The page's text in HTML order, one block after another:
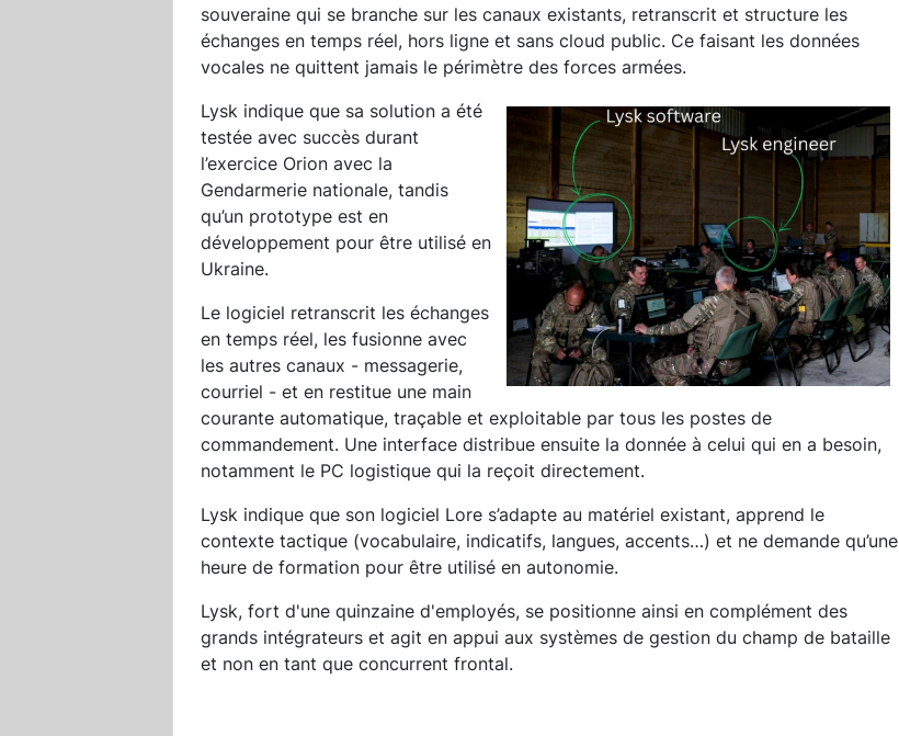
souveraine qui se branche sur les canaux existants, retranscrit et structure les
échanges en temps réel, hors ligne et sans cloud public. Ce faisant les données
vocales ne quittent jamais le périmètre des forces armées.
Lysk indique que sa solution a été
testée avec succès durant
l’exercice Orion avec la
Gendarmerie nationale, tandis
qu’un prototype est en
développement pour être utilisé en
Ukraine.
Le logiciel retranscrit les échanges
en temps réel, les fusionne avec
les autres canaux - messagerie,
courriel - et en restitue une main
courante automatique, traçable et exploitable par tous les postes de
commandement. Une interface distribue ensuite la donnée à celui qui en a besoin,
notamment le PC logistique qui la reçoit directement.
Lysk indique que son logiciel Lore s’adapte au matériel existant, apprend le
contexte tactique (vocabulaire, indicatifs, langues, accents…) et ne demande qu’une
heure de formation pour être utilisé en autonomie.
Lysk, fort d'une quinzaine d'employés, se positionne ainsi en complément des
grands intégrateurs et agit en appui aux systèmes de gestion du champ de bataille
et non en tant que concurrent frontal.